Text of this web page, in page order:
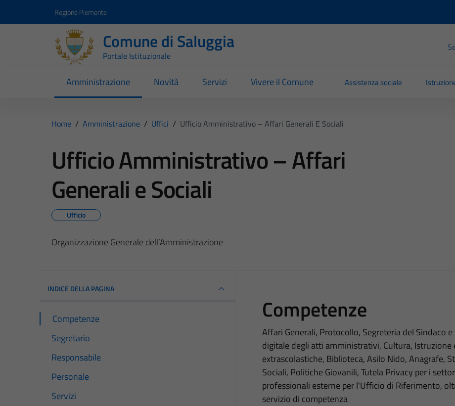
Regione Piemonte
Comune di Saluggia
Portale Istituzionale
Amministrazione Novità Servizi Vivere il Comune Assistenza sociale
Home / Amministrazione / Uffici / Ufficio Amministrativo – Affari Generali E Sociali
Ufficio Amministrativo – Affari
Generali e Sociali
Ufficio
Organizzazione Generale dell’Amministrazione
INDICE DELLA PAGINA
Competenze
Segretario
Responsabile
Personale
Servizi
Competenze
Affari Generali, Protocollo, Segreteria del Sindaco
digitale degli atti amministrativi, Cultura,
extrascolastiche, Biblioteca, Asilo Nido, Anagrafe,
Sociali, Politiche Giovanili, Tutela Privacy per i
professionali esterne per l'Ufficio di Riferimento,
servizio di competenza